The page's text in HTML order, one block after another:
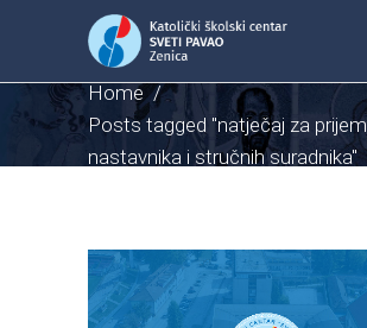
Home/
Posts tagged "natječaj za prijem
nastavnika i stručnih suradnika"